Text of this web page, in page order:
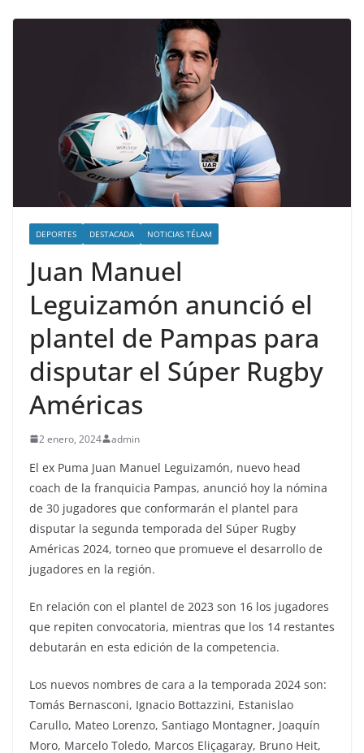
DEPORTES DESTACADA NOTICIAS TÉLAM
Juan Manuel
Leguizamón anunció el
plantel de Pampas para
disputar el Súper Rugby
Américas
2 enero, 2024 admin
El ex Puma Juan Manuel Leguizamón, nuevo head
coach de la franquicia Pampas, anunció hoy la nómina
de 30 jugadores que conformarán el plantel para
disputar la segunda temporada del Súper Rugby
Américas 2024, torneo que promueve el desarrollo de
jugadores en la región.
En relación con el plantel de 2023 son 16 los jugadores
que repiten convocatoria, mientras que los 14 restantes
debutarán en esta edición de la competencia.
Los nuevos nombres de cara a la temporada 2024 son:
Tomás Bernasconi, Ignacio Bottazzini, Estanislao
Carullo, Mateo Lorenzo, Santiago Montagner, Joaquín
Moro, Marcelo Toledo, Marcos Eliçagaray, Bruno Heit,